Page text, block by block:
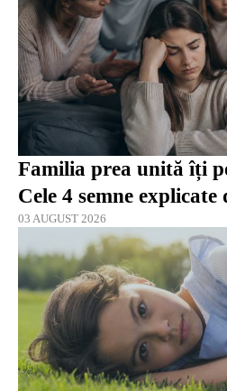
Familia prea unită îți
Cele 4 semne explicate
03 AUGUST 2026